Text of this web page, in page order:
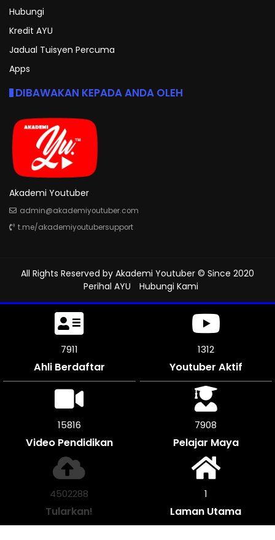
Hubungi
Kredit AYU
Jadual Tuisyen Percuma
Apps
DIBAWAKAN KEPADA ANDA OLEH
Akademi Youtuber
admin@akademiyoutuber.com
t.me/akademiyoutubersupport
All Rights Reserved by Akademi Youtuber © Since 2020
Perihal AYU
Hubungi Kami
8391
Ahli Berdaftar
1312
Youtuber Aktif
16782
Video Pendidikan
8391
Pelajar Maya
4777276
Tularkan!
1
Laman Utama